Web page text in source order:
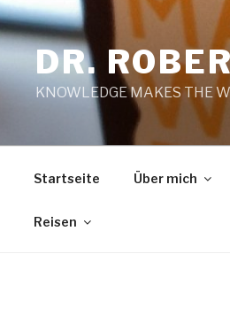
DR.
KNOWLEDGE MAKES THE
Startseite Über mich
Reisen